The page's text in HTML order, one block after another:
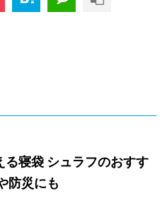
る寝袋 シュラフのおすす
防災にも